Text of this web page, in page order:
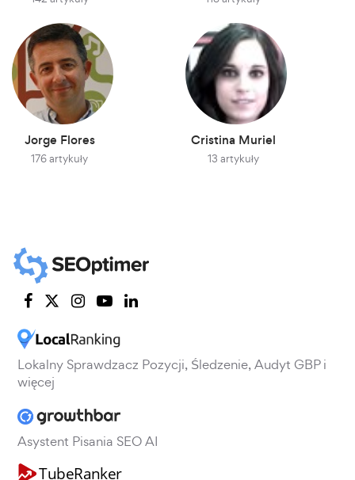
Jorge Flores
176 artykuły
Cristina Muriel
13 artykuły
Lokalny Sprawdzacz Pozycji, Śledzenie, Audyt GBP i
więcej
Asystent Pisania SEO AI